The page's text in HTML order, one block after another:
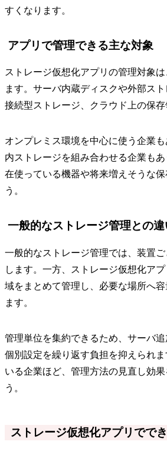
すくなります。
アプリで管理できる主な対象
ストレージ仮想化アプリの管理対象
ます。サーバ内蔵ディスクや外部ス
接続型ストレージ、クラウド上の保存
オンプレミス環境を中心に使う企業
内ストレージを組み合わせる企業も
在使っている機器や将来増えそうな
う。
一般的なストレージ管理との違
一般的なストレージ管理では、装置
します。一方、ストレージ仮想化ア
域をまとめて管理し、必要な場所へ
ます。
管理単位を集約できるため、サーバ
個別設定を繰り返す負担を抑えられ
いる企業ほど、管理方法の見直し効
う。
ストレージ仮想化アプリでで